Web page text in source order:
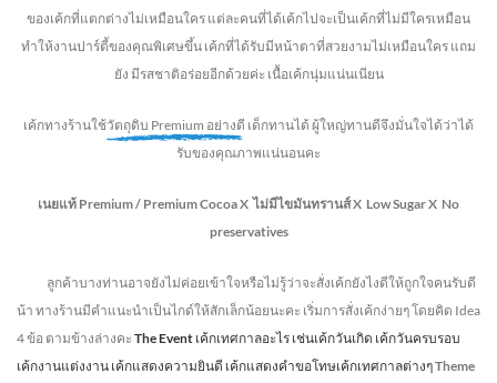
ของเค้กที่แตกต่างไม่เหมือนใคร แต่ละคนที่ได้เค้กไปจะเป็นเค้กที่ไม่มีใครเหมือน
ทำให้งานปาร์ตี้ของคุณพิเศษขึ้น เค้กที่ได้รับมีหน้าตาที่สวยงามไม่เหมือนใคร แถม
ยัง มีรสชาติอร่อยอีกด้วยค่ะ เนื้อเค้กนุ่มแน่นเนียน
เค้กทางร้านใช้วัตถุดิบ Premium อย่างดี เด็กทานได้ ผู้ใหญ่ทานดีจึงมั่นใจได้ว่าได้
รับของคุณภาพแน่นอนคะ
เนยแท้ Premium / Premium CocoaX ไม่มีไขมันทรานส์X Low SugarX No
preservatives
ลูกค้าบางท่านอาจยังไม่ค่อยเข้าใจหรือไม่รู้ว่าจะสั่งเค้กยังไงดีให้ถูกใจคนรับดี
น้า ทางร้านมีคำแนะนำเป็นไกด์ให้สักเล็กน้อยนะคะ เริ่มการสั่งเค้กง่ายๆ โดยคิด Idea
4 ข้อ ตามข้างล่างคะ The Event เค้กเทศกาลอะไร เช่นเค้กวันเกิด เค้กวันครบรอบ
เค้กงานแต่งงาน เค้กแสดงความยินดี เค้กแสดงคำขอโทษเค้กเทศกาลต่างๆTheme